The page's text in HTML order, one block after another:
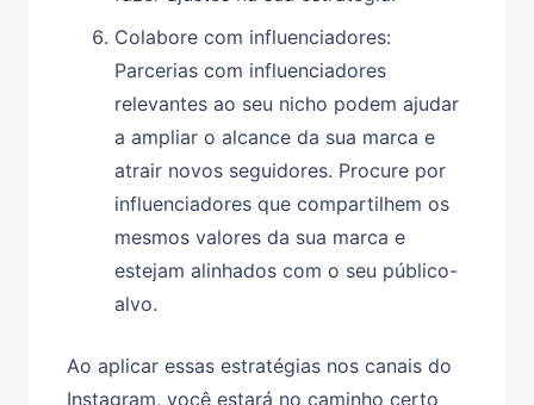
Colabore com influenciadores:
Parcerias com influenciadores
relevantes ao seu nicho podem ajudar
a ampliar o alcance da sua marca e
atrair novos seguidores. Procure por
influenciadores que compartilhem os
mesmos valores da sua marca e
estejam alinhados com o seu público-
alvo.
Ao aplicar essas estratégias nos canais do
Instagram, você estará no caminho certo